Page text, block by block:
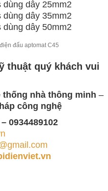
dây 25mm2
dây 35mm2
dây 50mm2
đấu aptomat C45
thuật quý khách vui
thống nhà thông minh –
công nghệ
0934489102